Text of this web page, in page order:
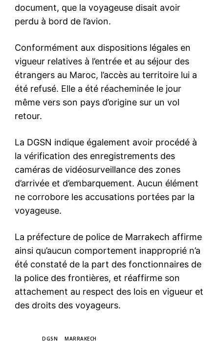
document, que la voyageuse disait avoir
perdu à bord de l’avion.
Conformément aux dispositions légales en
vigueur relatives à l’entrée et au séjour des
étrangers au Maroc, l’accès au territoire lui a
été refusé. Elle a été réacheminée le jour
même vers son pays d’origine sur un vol
retour.
La DGSN indique également avoir procédé à
la vérification des enregistrements des
caméras de vidéosurveillance des zones
d’arrivée et d’embarquement. Aucun élément
ne corrobore les accusations portées par la
voyageuse.
La préfecture de police de Marrakech affirme
ainsi qu’aucun comportement inapproprié n’a
été constaté de la part des fonctionnaires de
la police des frontières, et réaffirme son
attachement au respect des lois en vigueur et
des droits des voyageurs.
DGSN MARRAKECH